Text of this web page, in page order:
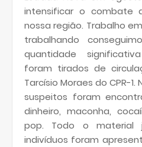
intensificar o combate
nossa região. Trabalho
trabalhando
quantidade
foram tirados de
Tarcísio Moraes do CPR-1.
suspeitos foram
dinheiro, maconha,
pop. Todo o material
indivíduos foram